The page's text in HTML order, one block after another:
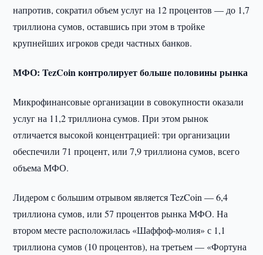
напротив, сократил объем услуг на 12 процентов — до 1,7
триллиона сумов, оставшись при этом в тройке
крупнейших игроков среди частных банков.
МФО: TezCoin контролирует больше половины рынка
Микрофинансовые организации в совокупности оказали
услуг на 11,2 триллиона сумов. При этом рынок
отличается высокой концентрацией: три организации
обеспечили 71 процент, или 7,9 триллиона сумов, всего
объема МФО.
Лидером с большим отрывом является TezCoin — 6,4
триллиона сумов, или 57 процентов рынка МФО. На
втором месте расположилась «Шаффоф-молия» с 1,1
триллиона сумов (10 процентов), на третьем — «Фортуна